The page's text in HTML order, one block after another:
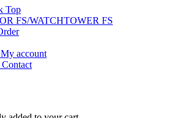
Top
FS/WATCHTOWER FS
account